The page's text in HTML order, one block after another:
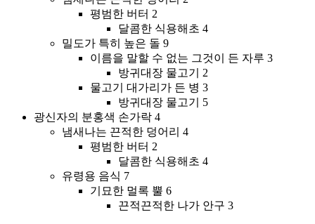
평범한 버터 2
달콤한 식용해초 4
밀도가 특히 높은 돌 9
이름을 말할 수 없는 그것이 든 자루 3
방귀대장 물고기 2
물고기 대가리가 든 병 3
방귀대장 물고기 5
광신자의 분홍색 손가락 4
냄새나는 끈적한 덩어리 4
평범한 버터 2
달콤한 식용해초 4
유령용 음식 7
기묘한 멀록 뿔 6
끈적끈적한 나가 안구 3